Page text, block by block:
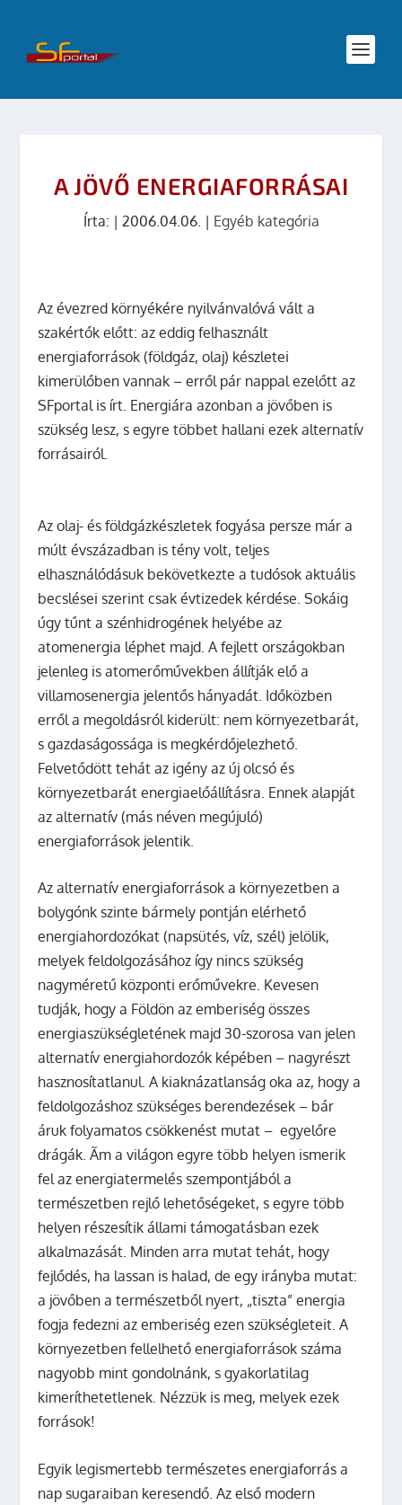
A JÖVŐ ENERGIAFORRÁSAI
Írta: | 2006.04.06. | Egyéb kategória
Az évezred környékére nyilvánvalóvá vált a
szakértők előtt: az eddig felhasznált
energiaforrások (földgáz, olaj) készletei
kimerülőben vannak – erről pár nappal ezelőtt az
SFportal is írt. Energiára azonban a jövőben is
szükség lesz, s egyre többet hallani ezek alternatív
forrásairól.
Az olaj- és földgázkészletek fogyása persze már a
múlt évszázadban is tény volt, teljes
elhasználódásuk bekövetkezte a tudósok aktuális
becslései szerint csak évtizedek kérdése. Sokáig
úgy tűnt a szénhidrogének helyébe az
atomenergia léphet majd. A fejlett országokban
jelenleg is atomerőművekben állítják elő a
villamosenergia jelentős hányadát. Időközben
erről a megoldásról kiderült: nem környezetbarát,
s gazdaságossága is megkérdőjelezhető.
Felvetődött tehát az igény az új olcsó és
környezetbarát energiaelőállításra. Ennek alapját
az alternatív (más néven megújuló)
energiaforrások jelentik.
Az alternatív energiaforrások a környezetben a
bolygónk szinte bármely pontján elérhető
energiahordozókat (napsütés, víz, szél) jelölik,
melyek feldolgozásához így nincs szükség
nagyméretű központi erőművekre. Kevesen
tudják, hogy a Földön az emberiség összes
energiaszükségletének majd 30-szorosa van jelen
alternatív energiahordozók képében – nagyrészt
hasznosítatlanul. A kiaknázatlanság oka az, hogy a
feldolgozáshoz szükséges berendezések – bár
áruk folyamatos csökkenést mutat – egyelőre
drágák. Ãm a világon egyre több helyen ismerik
fel az energiatermelés szempontjából a
természetben rejlő lehetőségeket, s egyre több
helyen részesítik állami támogatásban ezek
alkalmazását. Minden arra mutat tehát, hogy
fejlődés, ha lassan is halad, de egy irányba mutat:
a jövőben a természetből nyert, „tiszta” energia
fogja fedezni az emberiség ezen szükségleteit. A
környezetben fellelhető energiaforrások száma
nagyobb mint gondolnánk, s gyakorlatilag
kimeríthetetlenek. Nézzük is meg, melyek ezek
források!
Egyik legismertebb természetes energiaforrás a
nap sugaraiban keresendő. Az első modern